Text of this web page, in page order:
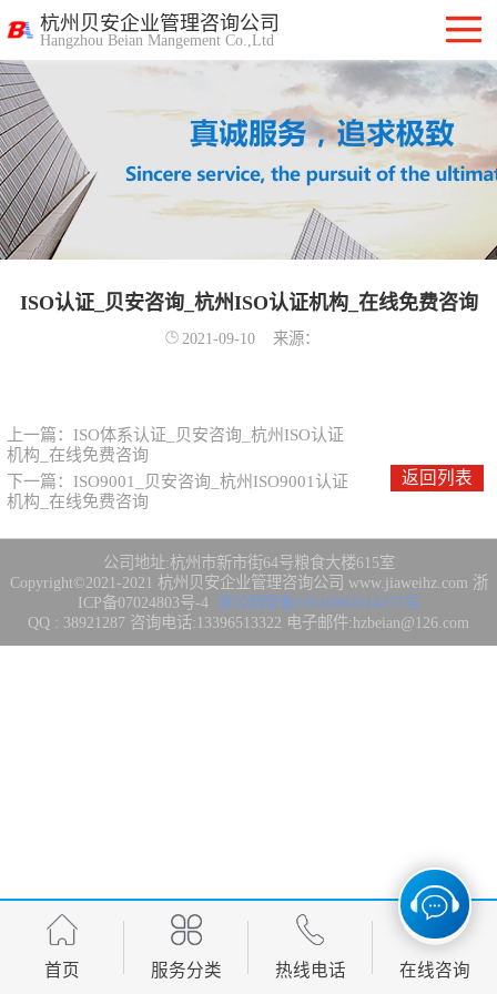
杭州贝安企业管理咨询公司
Hangzhou Beian Mangement Co.,Ltd
ISO认证_贝安咨询_杭州ISO认证机构_在线免费咨询
2021-09-10 来源：
上一篇： ISO体系认证_贝安咨询_杭州ISO认证
机构_在线免费咨询
下一篇： ISO9001_贝安咨询_杭州ISO9001认证
机构_在线免费咨询
返回列表
公司地址:杭州市新市街64号粮食大楼615室
Copyright©2021-2021 杭州贝安企业管理咨询公司 www.jiaweihz.com 浙
ICP备07024803号-4 浙公网安备33010802014275号
QQ : 38921287 咨询电话:13396513322 电子邮件:hzbeian@126.com
首页 服务分类 热线电话 在线咨询
ISO9001质量管
理体系认证
ISO14001环境管
理体系认证
OHSAS18001职
业健康安全管理
ISO27001信息安
务标准咨询服务
计算机信息系统
IATF16949管理
体系
欧盟CE认证